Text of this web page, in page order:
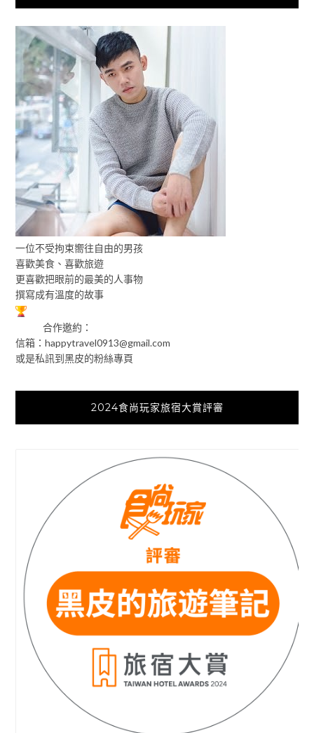
一位不受拘束嚮往自由的男孩
喜歡美食、喜歡旅遊
更喜歡把眼前的最美的人事物
撰寫成有溫度的故事
合作邀約：
信箱：happytravel0913@gmail.com
或是私訊到黑皮的粉絲專頁
2024食尚玩家旅宿大賞評審